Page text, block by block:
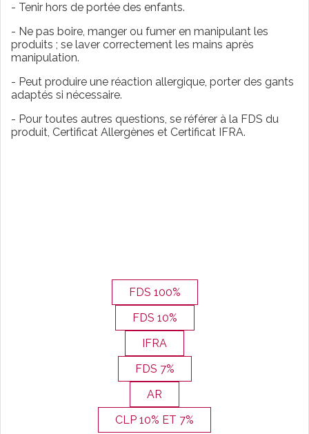
- Tenir hors de portée des enfants.
- Ne pas boire, manger ou fumer en manipulant les
produits ; se laver correctement les mains après
manipulation.
- Peut produire une réaction allergique, porter des gants
adaptés si nécessaire.
- Pour toutes autres questions, se référer à la FDS du
produit, Certificat Allergènes et Certificat IFRA.
FDS 100%
FDS 10%
IFRA
FDS 7%
AR
CLP 10% ET 7%